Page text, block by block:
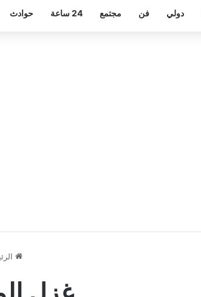
دولي فن مجتمع 24 ساعة حوادث